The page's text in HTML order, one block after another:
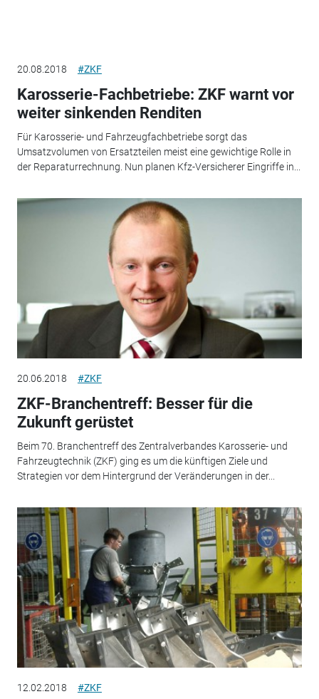
20.08.2018 #ZKF
Karosserie-Fachbetriebe: ZKF warnt vor
weiter sinkenden Renditen
Für Karosserie- und Fahrzeugfachbetriebe sorgt das
Umsatzvolumen von Ersatzteilen meist eine gewichtige Rolle in
der Reparaturrechnung. Nun planen Kfz-Versicherer Eingriffe in...
20.06.2018 #ZKF
ZKF-Branchentreff: Besser für die
Zukunft gerüstet
Beim 70. Branchentreff des Zentralverbandes Karosserie- und
Fahrzeugtechnik (ZKF) ging es um die künftigen Ziele und
Strategien vor dem Hintergrund der Veränderungen in der...
12.02.2018 #ZKF